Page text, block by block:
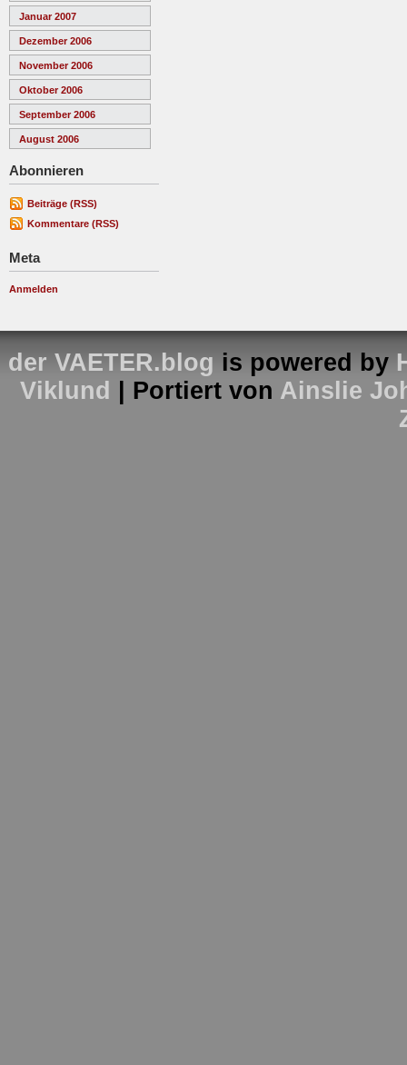
Januar 2007
Dezember 2006
November 2006
Oktober 2006
September 2006
August 2006
Abonnieren
Beiträge (RSS)
Kommentare (RSS)
Meta
Anmelden
der VAETER.blog is powered by
Viklund
| Portiert von Ainslie